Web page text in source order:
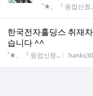
게시판명
˚★。『 등업신청
한국전자홀딩스 취재
습니다 ^^
게시판명
˚★。『 등업신청... 작성자
hanks30